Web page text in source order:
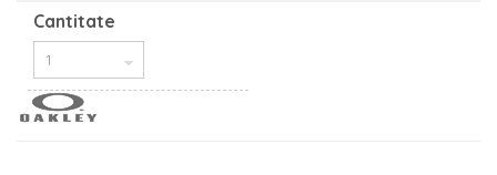
Cantitate